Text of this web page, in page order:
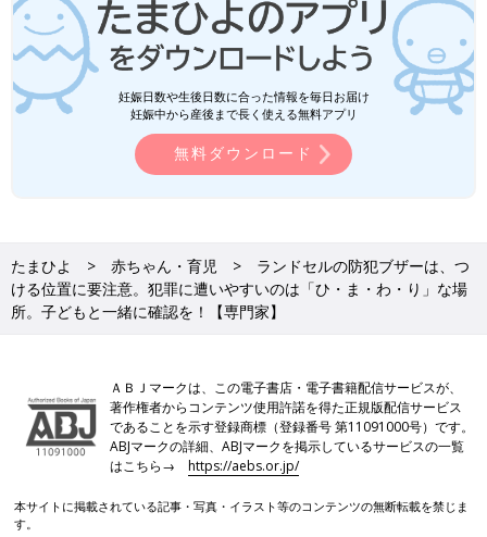
妊娠日数や生後日数に合った情報を毎日お届け
妊娠中から産後まで長く使える無料アプリ
無料ダウンロード
たまひよ 赤ちゃん・育児
ランドセルの防犯ブザーは、つ
ける位置に要注意。犯罪に遭いやすいのは「ひ・ま・わ・り」な場
所。子どもと一緒に確認を！【専門家】
ＡＢＪマークは、この電子書店・電子書籍配信サービスが、
著作権者からコンテンツ使用許諾を得た正規版配信サービス
であることを示す登録商標（登録番号 第11091000号）です。
ABJマークの詳細、ABJマークを掲示しているサービスの一覧
はこちら→https://aebs.or.jp/
本サイトに掲載されている記事・写真・イラスト等のコンテンツの無断転載を禁じま
す。